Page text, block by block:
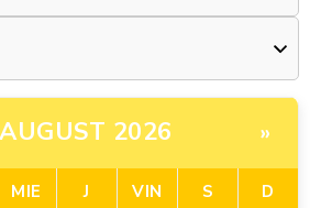
AUGUST 2026 »
MIE J VIN S D